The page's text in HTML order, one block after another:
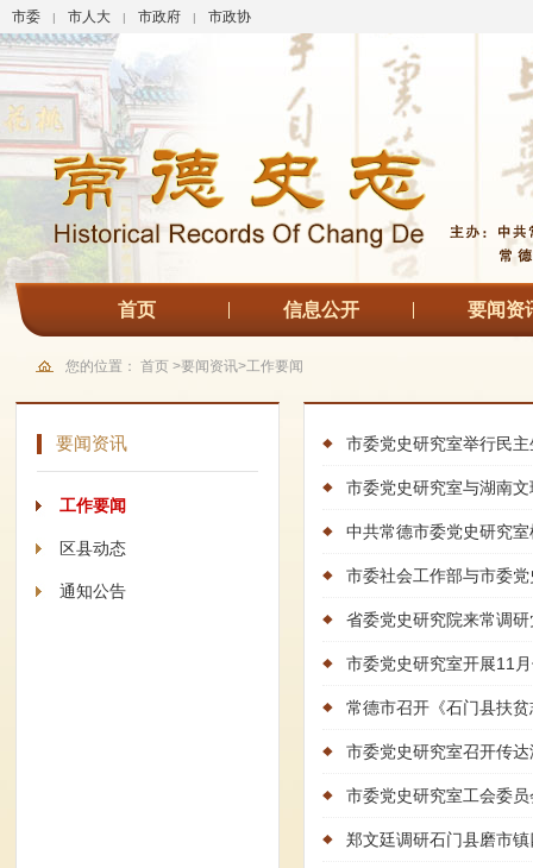
市委 | 市人大 | 市政府 | 市政协
首页 信息公开 要闻资
您的位置： 首页 >要闻资讯>工作要闻
要闻资讯
工作要闻
区县动态
通知公告
市委党史研究室举行民
市委党史研究室与湖南
中共常德市委党史研究
市委社会工作部与市委
省委党史研究院来常调
市委党史研究室开展11
常德市召开《石门县扶
市委党史研究室召开传
市委党史研究室工会委
郑文廷调研石门县磨市